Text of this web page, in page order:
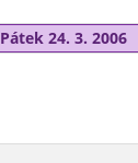
Pátek 24. 3. 2006